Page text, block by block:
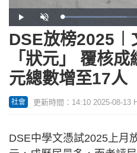
Play Unmute Loaded:
56.37%
DSE放榜2025︱
「狀元」 覆核
元總數增至17人
社會 更新時間：14:10 2025-08-13
DSE中學文憑試2025上月